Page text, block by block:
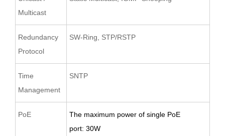
Multicast
Redundancy
Protocol
SW-Ring, STP/RSTP
Time
Management
SNTP
PoE The maximum power of single PoE
port: 30W